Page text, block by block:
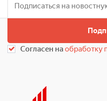
Согласен наобработку